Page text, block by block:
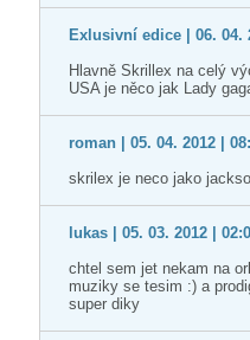
Exlusivní edice | 06. 04.
Hlavně Skrillex na celý
USA je něco jak Lady
roman | 05. 04. 2012 |
skrilex je neco jako
lukas | 05. 03. 2012 |
chtel sem jet nekam na
muziky se tesim :) a
super diky